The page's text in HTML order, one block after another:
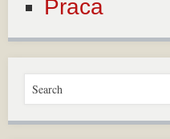
Praca